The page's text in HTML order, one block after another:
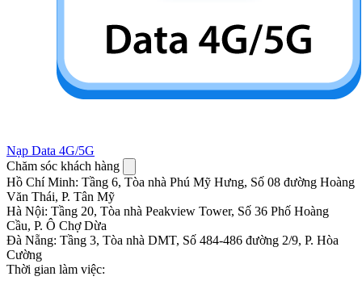
Nạp Data 4G/5G
Chăm sóc khách hàng
Hồ Chí Minh: Tầng 6, Tòa nhà Phú Mỹ Hưng, Số 08 đường Hoàng
Văn Thái, P. Tân Mỹ
Hà Nội: Tầng 20, Tòa nhà Peakview Tower, Số 36 Phố Hoàng
Cầu, P. Ô Chợ Dừa
Đà Nẵng: Tầng 3, Tòa nhà DMT, Số 484-486 đường 2/9, P. Hòa
Cường
Thời gian làm việc: